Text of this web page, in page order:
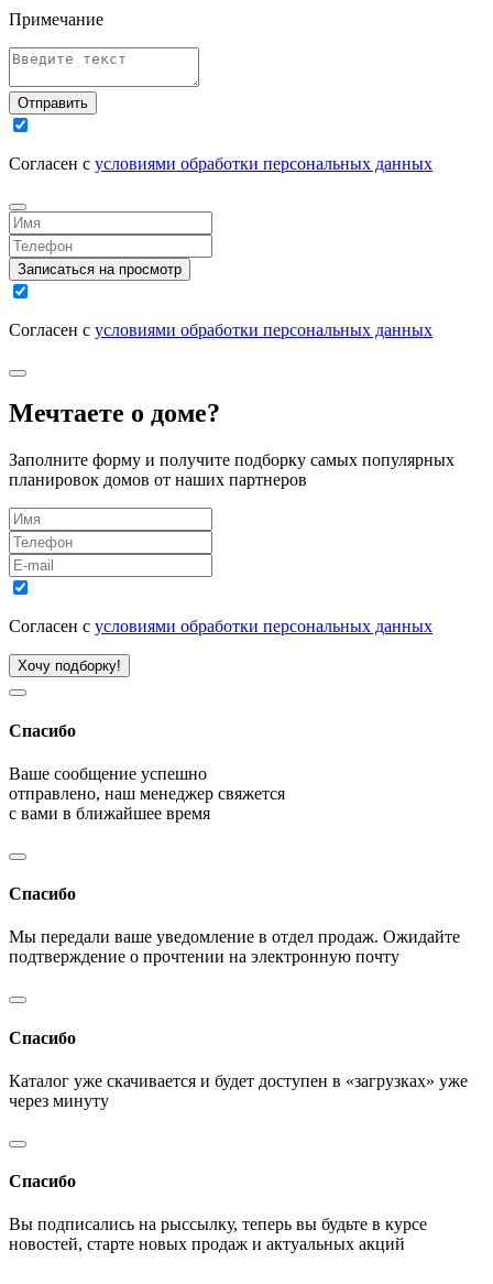
Примечание
Отправить
Согласен с условиями обработки персональных данных
Записаться на просмотр
Согласен с условиями обработки персональных данных
Мечтаете о доме?
Заполните форму и получите подборку самых популярных
планировок домов от наших партнеров
Согласен с условиями обработки персональных данных
Хочу подборку!
Спасибо
Ваше сообщение успешно
отправлено, наш менеджер свяжется
с вами в ближайшее время
Спасибо
Мы передали ваше уведомление в отдел продаж. Ожидайте
подтверждение о прочтении на электронную почту
Спасибо
Каталог уже скачивается и будет доступен в «загрузках» уже
через минуту
Спасибо
Вы подписались на рыссылку, теперь вы будьте в курсе
новостей, старте новых продаж и актуальных акций